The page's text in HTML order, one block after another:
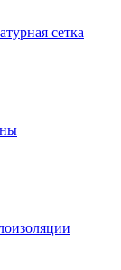
сетка